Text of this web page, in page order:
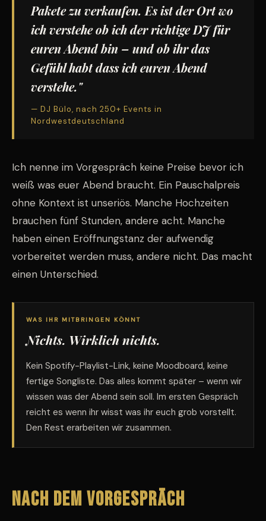
Pakete zu verkaufen. Es ist der Ort wo
ich verstehe ob ich der richtige DJ für
euren Abend bin – und ob ihr das
Gefühl habt dass ich euren Abend
verstehe."
— DJ Bülo, nach 250+ Events in
Nordwestdeutschland
Ich nenne im Vorgespräch keine Preise bevor ich
weiß was euer Abend braucht. Ein Pauschalpreis
ohne Kontext ist unseriös. Manche Hochzeiten
brauchen fünf Stunden, andere acht. Manche
haben einen Eröffnungstanz der aufwendig
vorbereitet werden muss, andere nicht. Das macht
einen Unterschied.
WAS IHR MITBRINGEN KÖNNT
Nichts. Wirklich nichts.
Kein Spotify-Playlist-Link, keine Moodboard, keine
fertige Songliste. Das alles kommt später – wenn wir
wissen was der Abend sein soll. Im ersten Gespräch
reicht es wenn ihr wisst was ihr euch grob vorstellt.
Den Rest erarbeiten wir zusammen.
Nach dem Vorgespräch